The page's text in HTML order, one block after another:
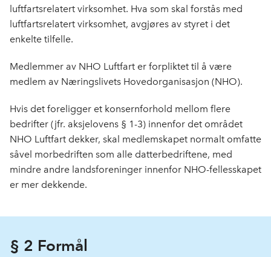
luftfartsrelatert virksomhet. Hva som skal forstås med
luftfartsrelatert virksomhet, avgjøres av styret i det
enkelte tilfelle.
Medlemmer av NHO Luftfart er forpliktet til å være
medlem av Næringslivets Hovedorganisasjon (NHO).
Hvis det foreligger et konsernfor­hold mellom flere
bedrifter (jfr. aksjelovens § 1-3) innenfor det området
NHO Luftfart dekker, skal medlemskapet normalt omfatte
såvel morbedriften som alle datterbedrift­ene, med
mindre andre landsforeninger innenfor NHO-fellesskapet
er mer dekkende.
§ 2 Formål